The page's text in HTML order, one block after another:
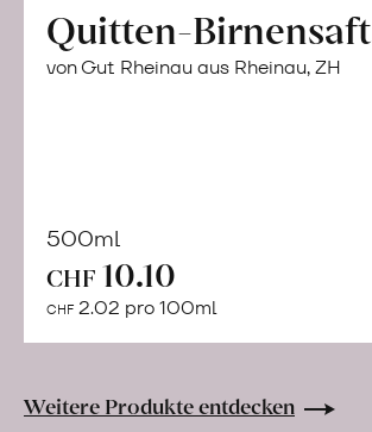
Quitten-Birnensaft
von Gut Rheinau aus Rheinau, ZH
500ml
CHF 10.10
CHF 2.02 pro 100ml
Warenkorb
Weitere Produkte entdecken